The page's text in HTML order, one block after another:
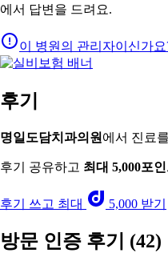
에서 답변을 드려요.
이 병원의 관리자이신가요
후기
명일도담치과의원 에서 진료
후기 공유하고 최대 5,000포
후기 쓰고 최대 5,000 받기
방문 인증 후기 (42)